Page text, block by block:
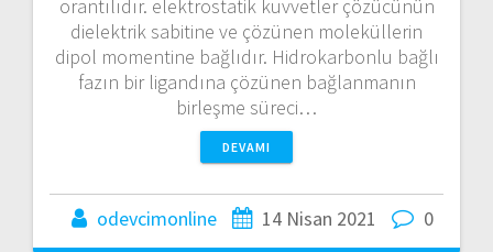
orantılıdır. elektrostatik kuvvetler çözücünün
dielektrik sabitine ve çözünen moleküllerin
dipol momentine bağlıdır. Hidrokarbonlu bağlı
fazın bir ligandına çözünen bağlanmanın
birleşme süreci…
DEVAMI
odevcimonline 14 Nisan 2021 0